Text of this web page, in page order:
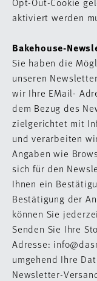
aktiviert werden
Bakehouse-
Sie haben die
unseren
wir Ihre EMail-
dem Bezug des
zielgerichtet mit
und verarbeiten
Angaben wie
sich für den
Ihnen ein
Bestätigung der
können Sie
Senden Sie Ihre
Adresse:
umgehend Ihre
Newsletter-